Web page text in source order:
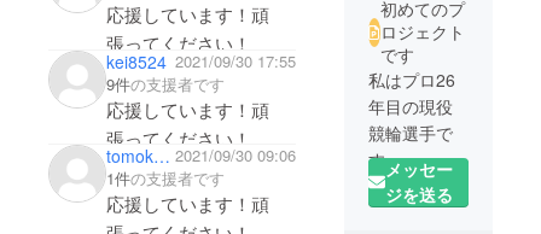
資金も集まってよかっ
たね！
激しい競技だと思うか
ら、くれぐれも怪我の
ないようにと祈ってい
ます。
また会える日を楽しみ
応援しています！頑
張ってください！
kei8524 2021/09/30 17:55
9件の支援者です
応援しています！頑
張ってください！
tomoko624 2021/09/30 09:06
1件の支援者です
応援しています！頑
初めてのプ
ロジェクト
です
私はプロ26
年目の現役
競輪選手で
す。
競輪の枠か
ら自転車競
メッセー
ジを送る